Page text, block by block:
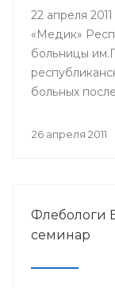
22 апреля
«Медик»
больницы
больных
Участниками
26 апреля 2011
Флебологи
семинар